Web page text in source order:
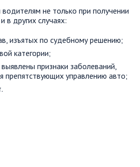
не только при получении
в других случаях:
изъятых по судебному решению;
категории;
признаки заболеваний,
препятствующих управлению авто;